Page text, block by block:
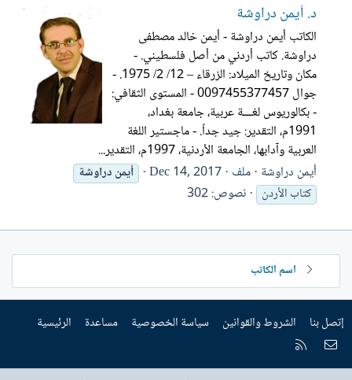
د. أيمن دراوشة
الكاتب أيمن دراوشة - أيمن خالد مصطفى
دراوشة. كاتب أردني من أصل فلسطيني. -
مكان وتاريخ الميلاد: الزرقاء – 12/ 2/ 1975. -
جوال 0097455377457 - المستوى الثقافي:
- بكالوريوس لغــــة عربية، جامعة بغداد،
1991م، التقدير: جيد جداً. - ماجستير اللغة
العربية وآدابها، الجامعة الأردنية، 1997م، التقدير...
أيمن دراوشة ملف Dec 14, 2017 أيمندراوشة
كتاب الأردن
نصوص: 302
اسم الكاتب
إتصل بنا الشروط والقوانين سياسة الخصوصية مساعدة الرئيسية
إتصل بنا